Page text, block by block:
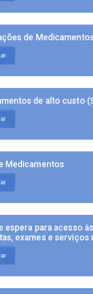
de
de alto custo
Medicamentos
espera para acesso às
exames e serviços